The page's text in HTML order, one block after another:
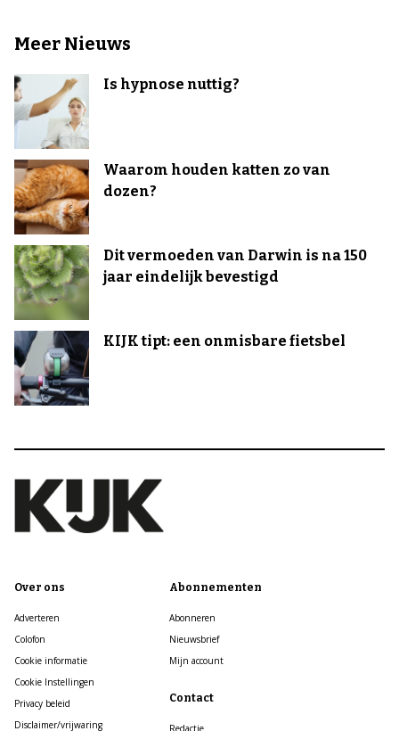
Meer Nieuws
Is hypnose nuttig?
Waarom houden katten zo van
dozen?
Dit vermoeden van Darwin is na 150
jaar eindelijk bevestigd
KIJK tipt: een onmisbare fietsbel
Over ons
Adverteren
Colofon
Cookie informatie
Cookie Instellingen
Privacy beleid
Disclaimer/vrijwaring
Abonnementen
Abonneren
Nieuwsbrief
Mijn account
Contact
Redactie